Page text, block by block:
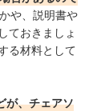
や、説明書や
ておきましょ
る材料として
が、チェアソ